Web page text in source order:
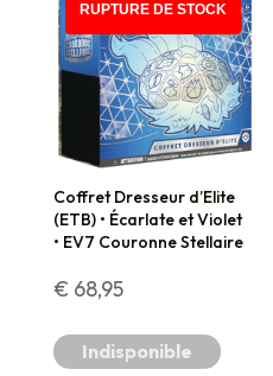
RUPTURE DE STOCK
Coffret Dresseur d’Elite
(ETB) • Écarlate et Violet
• EV7 Couronne Stellaire
€ 68,95
Indisponible